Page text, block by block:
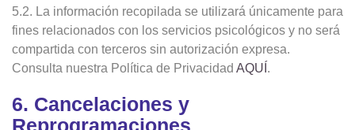
5.2. La información recopilada se utilizará únicamente para
fines relacionados con los servicios psicológicos y no será
compartida con terceros sin autorización expresa.
Consulta nuestra Política de Privacidad AQUÍ .
6. Cancelaciones y
Reprogramaciones